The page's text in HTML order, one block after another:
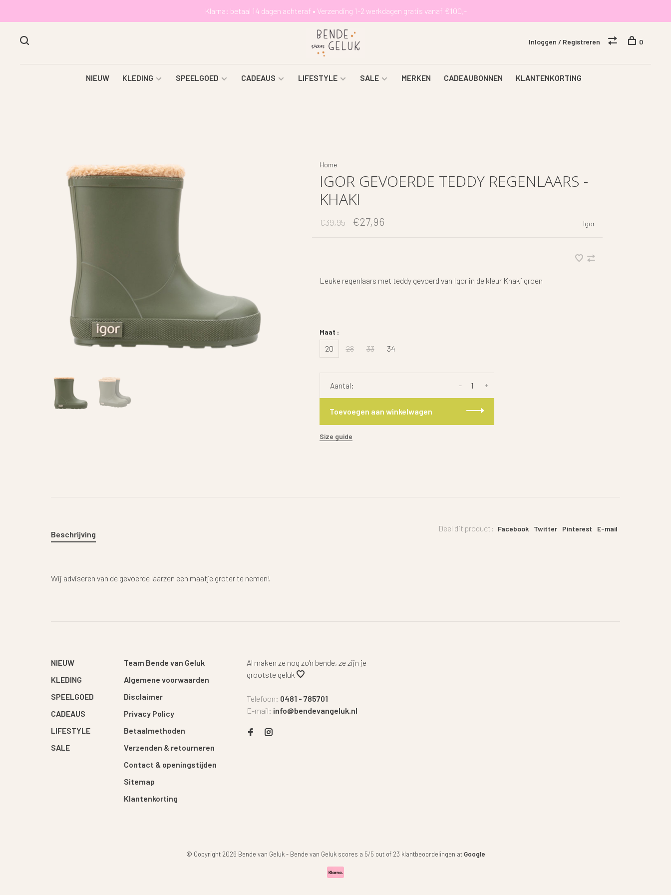
Klarna: betaal 14 dagen achteraf • Verzending 1-2 werkdagen gratis vanaf €100,-
NIEUW KLEDING SPEELGOED CADEAUS LIFESTYLE SALE MERKEN CADEAUBONNEN KLANTENKORTING
Inloggen / Registreren 0
Home
IGOR GEVOERDE TEDDY REGENLAARS -
KHAKI
€39,95 €27,96 Igor
Leuke regenlaars met teddy gevoerd van Igor in de kleur Khaki groen
Maat :
20 28 33 34
Aantal: +
-
Toevoegen aan winkelwagen
Size guide
Deel dit product: Facebook Twitter Pinterest E-mail
Beschrijving
Wij adviseren van de gevoerde laarzen een maatje groter te nemen!
NIEUW
KLEDING
SPEELGOED
CADEAUS
LIFESTYLE
SALE
Team Bende van Geluk
Algemene voorwaarden
Disclaimer
Privacy Policy
Betaalmethoden
Verzenden & retourneren
Contact & openingstijden
Sitemap
Klantenkorting
Al maken ze nog zo'n bende, ze zijn je
grootste geluk
Telefoon: 0481 - 785701
E-mail: info@bendevangeluk.nl
© Copyright 2026 Bende van Geluk- Bende van Geluk scores a 5/5 out of 23 klantbeoordelingen at Google